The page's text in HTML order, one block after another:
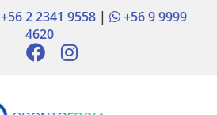
+56 2 2341 9558 |
+56 9 9999
4620